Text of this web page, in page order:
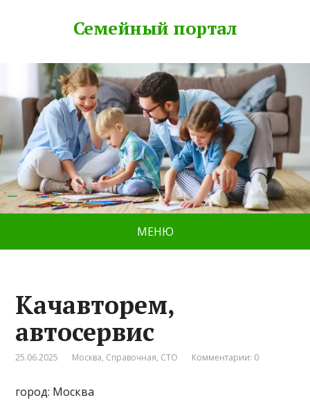
Семейный портал
МЕНЮ
Качавторем,
автосервис
25.06.2025 Москва, Справочная, СТО Комментарии: 0
город: Москва